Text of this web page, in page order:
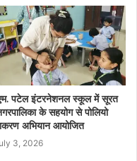
पटेल इंटरनेशनल स्कूल में सूरत
के सहयोग से पोलियो
अभियान आयोजित
3, 2026